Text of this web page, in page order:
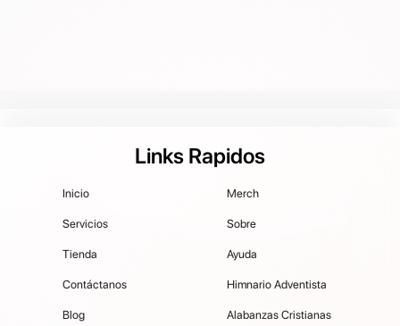
Links Rapidos
Inicio
Servicios
Tienda
Contáctanos
Blog
Merch
Sobre
Ayuda
Himnario Adventista
Alabanzas Cristianas